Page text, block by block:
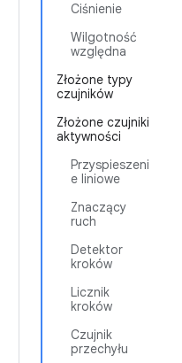
Ciśnienie
Wilgotność
względna
Złożone typy
czujników
Złożone czujniki
aktywności
Przyspieszeni
e liniowe
Znaczący
ruch
Detektor
kroków
Licznik
kroków
Czujnik
przechyłu